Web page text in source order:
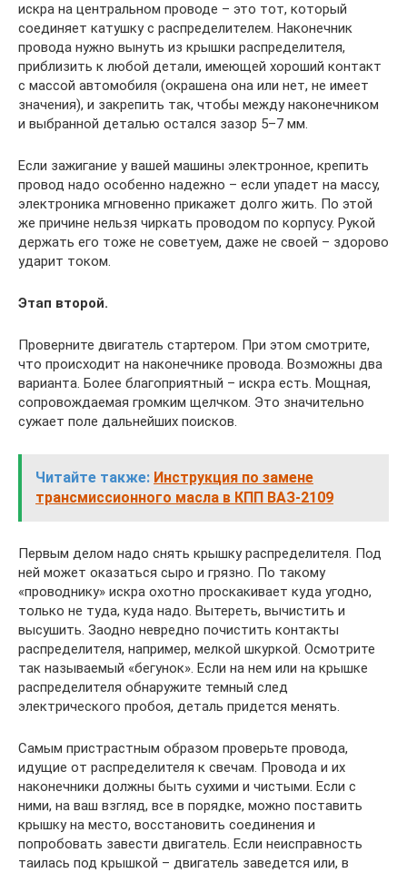
искра на центральном проводе – это тот, который
соединяет катушку с распределителем. Наконечник
провода нужно вынуть из крышки распределителя,
приблизить к любой детали, имеющей хороший контакт
с массой автомобиля (окрашена она или нет, не имеет
значения), и закрепить так, чтобы между наконечником
и выбранной деталью остался зазор 5–7 мм.
Если зажигание у вашей машины электронное, крепить
провод надо особенно надежно – если упадет на массу,
электроника мгновенно прикажет долго жить. По этой
же причине нельзя чиркать проводом по корпусу. Рукой
держать его тоже не советуем, даже не своей – здорово
ударит током.
Этап второй.
Проверните двигатель стартером. При этом смотрите,
что происходит на наконечнике провода. Возможны два
варианта. Более благоприятный – искра есть. Мощная,
сопровождаемая громким щелчком. Это значительно
сужает поле дальнейших поисков.
Читайте также: Инструкция по замене
трансмиссионного масла в КПП ВАЗ-2109
Первым делом надо снять крышку распределителя. Под
ней может оказаться сыро и грязно. По такому
«проводнику» искра охотно проскакивает куда угодно,
только не туда, куда надо. Вытереть, вычистить и
высушить. Заодно невредно почистить контакты
распределителя, например, мелкой шкуркой. Осмотрите
так называемый «бегунок». Если на нем или на крышке
распределителя обнаружите темный след
электрического пробоя, деталь придется менять.
Самым пристрастным образом проверьте провода,
идущие от распределителя к свечам. Провода и их
наконечники должны быть сухими и чистыми. Если с
ними, на ваш взгляд, все в порядке, можно поставить
крышку на место, восстановить соединения и
попробовать завести двигатель. Если неисправность
таилась под крышкой – двигатель заведется или, в